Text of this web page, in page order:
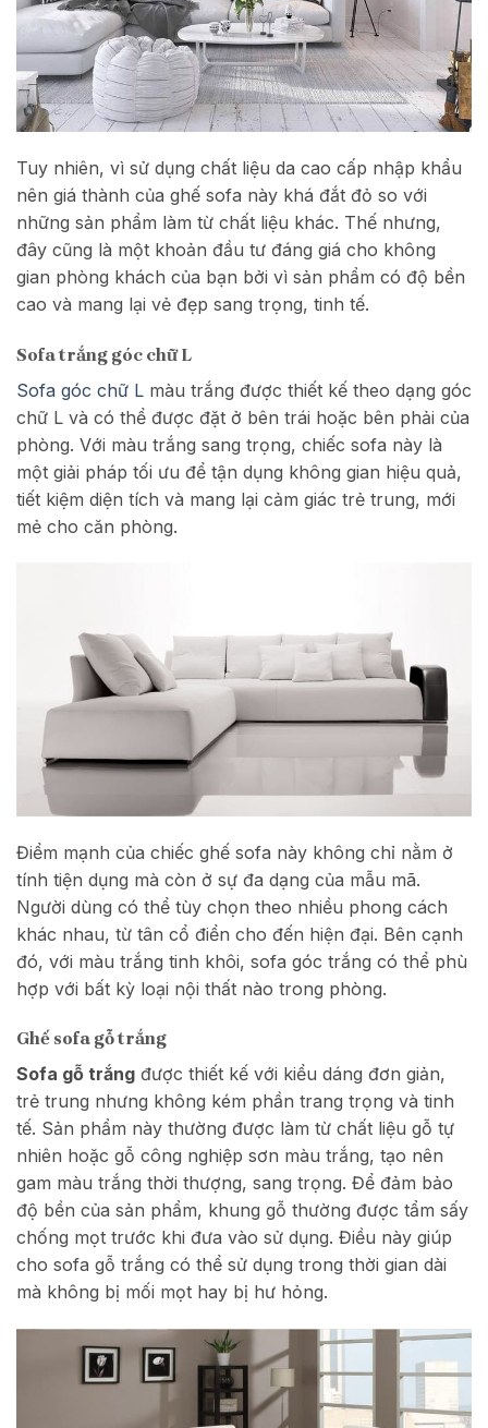
Tuy nhiên, vì sử dụng chất liệu da cao cấp nhập khẩu
nên giá thành của ghế sofa này khá đắt đỏ so với
những sản phẩm làm từ chất liệu khác. Thế nhưng,
đây cũng là một khoản đầu tư đáng giá cho không
gian phòng khách của bạn bởi vì sản phẩm có độ bền
cao và mang lại vẻ đẹp sang trọng, tinh tế.
Sofa trắng góc chữ L
Sofa góc chữ L màu trắng được thiết kế theo dạng góc
chữ L và có thể được đặt ở bên trái hoặc bên phải của
phòng. Với màu trắng sang trọng, chiếc sofa này là
một giải pháp tối ưu để tận dụng không gian hiệu quả,
tiết kiệm diện tích và mang lại cảm giác trẻ trung, mới
mẻ cho căn phòng.
Điểm mạnh của chiếc ghế sofa này không chỉ nằm ở
tính tiện dụng mà còn ở sự đa dạng của mẫu mã.
Người dùng có thể tùy chọn theo nhiều phong cách
khác nhau, từ tân cổ điển cho đến hiện đại. Bên cạnh
đó, với màu trắng tinh khôi, sofa góc trắng có thể phù
hợp với bất kỳ loại nội thất nào trong phòng.
Ghế sofa gỗ trắng
Sofa gỗ trắng được thiết kế với kiểu dáng đơn giản,
trẻ trung nhưng không kém phần trang trọng và tinh
tế. Sản phẩm này thường được làm từ chất liệu gỗ tự
nhiên hoặc gỗ công nghiệp sơn màu trắng, tạo nên
gam màu trắng thời thượng, sang trọng. Để đảm bảo
độ bền của sản phẩm, khung gỗ thường được tẩm sấy
chống mọt trước khi đưa vào sử dụng. Điều này giúp
cho sofa gỗ trắng có thể sử dụng trong thời gian dài
mà không bị mối mọt hay bị hư hỏng.